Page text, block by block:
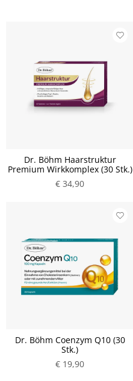
Dr. Böhm Haarstruktur
Premium Wirkkomplex (30 Stk.)
€ 34,90
Dr. Böhm Coenzym Q10 (30
Stk.)
€ 19,90